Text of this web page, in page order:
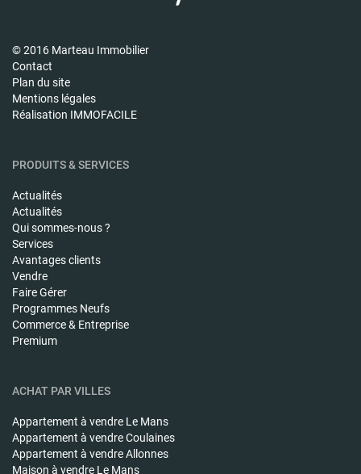
© 2016 Marteau Immobilier
Contact
Plan du site
Mentions légales
Réalisation IMMOFACILE
PRODUITS & SERVICES
Actualités
Actualités
Qui sommes-nous ?
Services
Avantages clients
Vendre
Faire Gérer
Programmes Neufs
Commerce & Entreprise
Premium
ACHAT PAR VILLES
Appartement à vendre Le Mans
Appartement à vendreCoulaines
Appartement à vendreAllonnes
Maison à vendre Le Mans